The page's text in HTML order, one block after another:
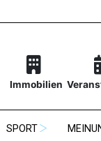
Immobilien
SPORT